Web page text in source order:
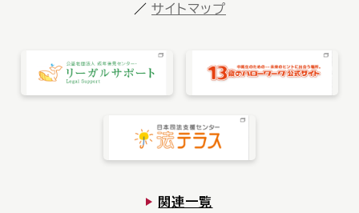
サイトマップ
関連一覧